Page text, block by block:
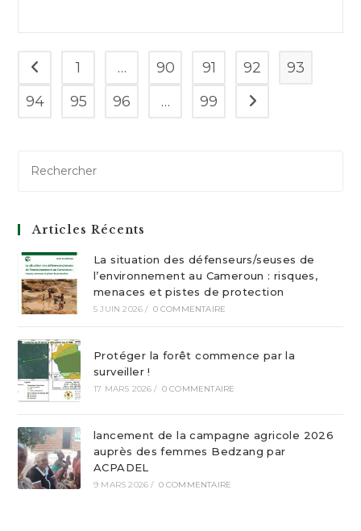
Go to the previous page
1 … 90 91 92
93
94
95 96 … 99 Aller à la page
Articles Récents
La situation des défenseurs/seuses de
l’environnement au Cameroun : risques,
menaces et pistes de protection
5 JUIN 2026 / 0 COMMENTAIRE
Protéger la forêt commence par la
surveiller !
17 MARS 2026 / 0 COMMENTAIRE
lancement de la campagne agricole 2026
auprès des femmes Bedzang par
ACPADEL
9 MARS 2026 / 0 COMMENTAIRE